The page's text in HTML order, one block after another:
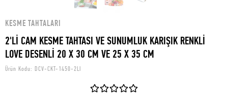
KESME TAHTALARI
2'Lİ CAM KESME TAHTASI VE SUNUMLUK KARIŞIK RENKLİ
LOVE DESENLİ 20 X 30 CM VE 25 X 35 CM
Ürün Kodu: DCV-CKT-1450-2LI